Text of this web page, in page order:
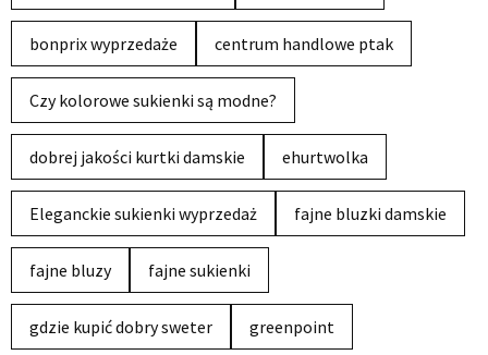
bonprix wyprzedaże centrum handlowe ptak
Czy kolorowe sukienki są modne?
dobrej jakości kurtki damskie ehurtwolka
Eleganckie sukienki wyprzedaż fajne bluzki damskie
fajne bluzy fajne sukienki
gdzie kupić dobry sweter greenpoint